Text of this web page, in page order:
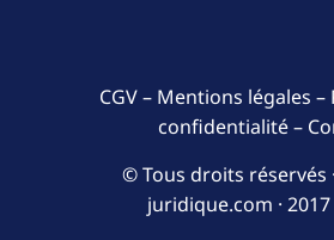
CGV– Mentions légales –
confidentialité–
© Tous droits réservés
juridique.com ·